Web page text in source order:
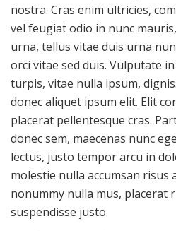
nostra. Cras enim ultricies,
vel feugiat odio in nunc
urna, tellus vitae duis urna
orci vitae sed duis. Vulputate
turpis, vitae nulla ipsum,
donec aliquet ipsum elit. Elit
placerat pellentesque cras.
donec sem, maecenas nunc
lectus, justo tempor arcu in
molestie nulla accumsan risus
nonummy nulla mus, placerat
suspendisse justo.